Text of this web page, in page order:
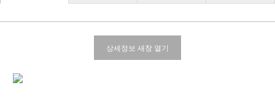
상세정보 새창 열기